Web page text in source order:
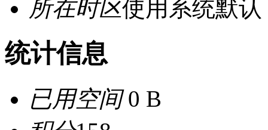
所在时区使用系统默认
统计信息
已用空间0 B